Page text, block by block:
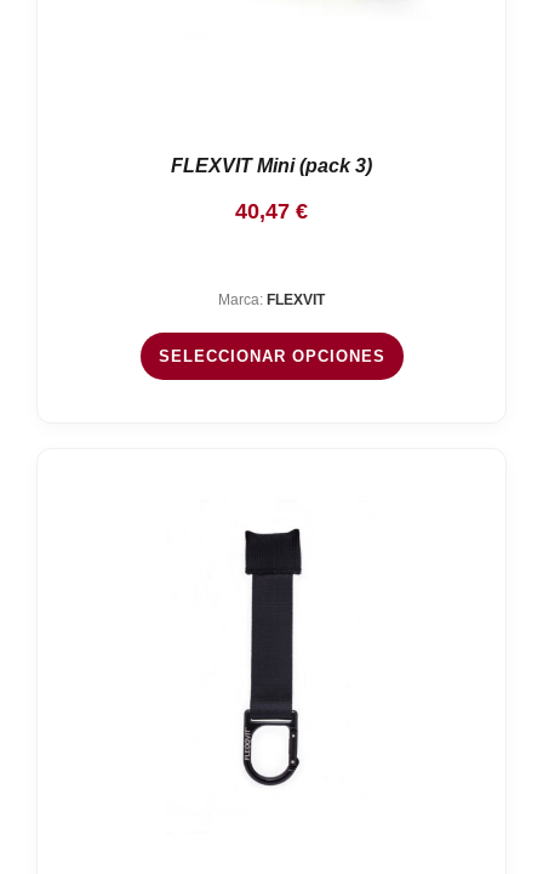
FLEXVIT Mini (pack 3)
40,47 €
Marca: FLEXVIT
SELECCIONAR OPCIONES